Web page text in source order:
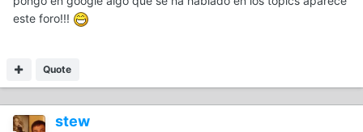
este foro!!!
Quote
stew